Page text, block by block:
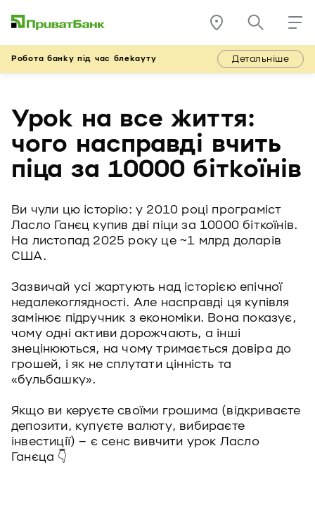
Робота банку під час блекауту Детальніше
Урок на все життя:
чого насправді вчить
піца за 10000 біткоїнів
Ви чули цю історію: у 2010 році програміст
Ласло Ганєц купив дві піци за 10000 біткоїнів.
На листопад 2025 року це ~1 млрд доларів
США.
Зазвичай усі жартують над історією епічної
недалекоглядності. Але насправді ця купівля
замінює підручник з економіки. Вона показує,
чому одні активи дорожчають, а інші
знецінюються, на чому тримається довіра до
грошей, і як не сплутати цінність та
«бульбашку».
Якщо ви керуєте своїми грошима (відкриваєте
депозити, купуєте валюту, вибираєте
інвестиції) – є сенс вивчити урок Ласло
Ганєца 👇